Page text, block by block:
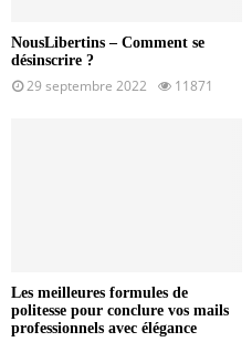
NousLibertins – Comment se
désinscrire ?
29 septembre 2022 11871
Les meilleures formules de
politesse pour conclure vos mails
professionnels avec élégance